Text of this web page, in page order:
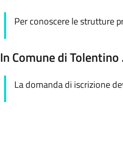
Per conoscere le strutture
In Comune di
La domanda di iscrizione